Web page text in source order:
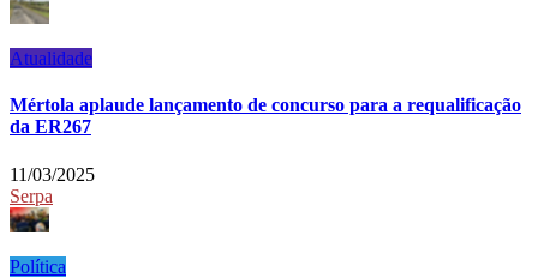
Atualidade
Mértola aplaude lançamento de concurso para a requalificação
da ER267
11/03/2025
Serpa
Política